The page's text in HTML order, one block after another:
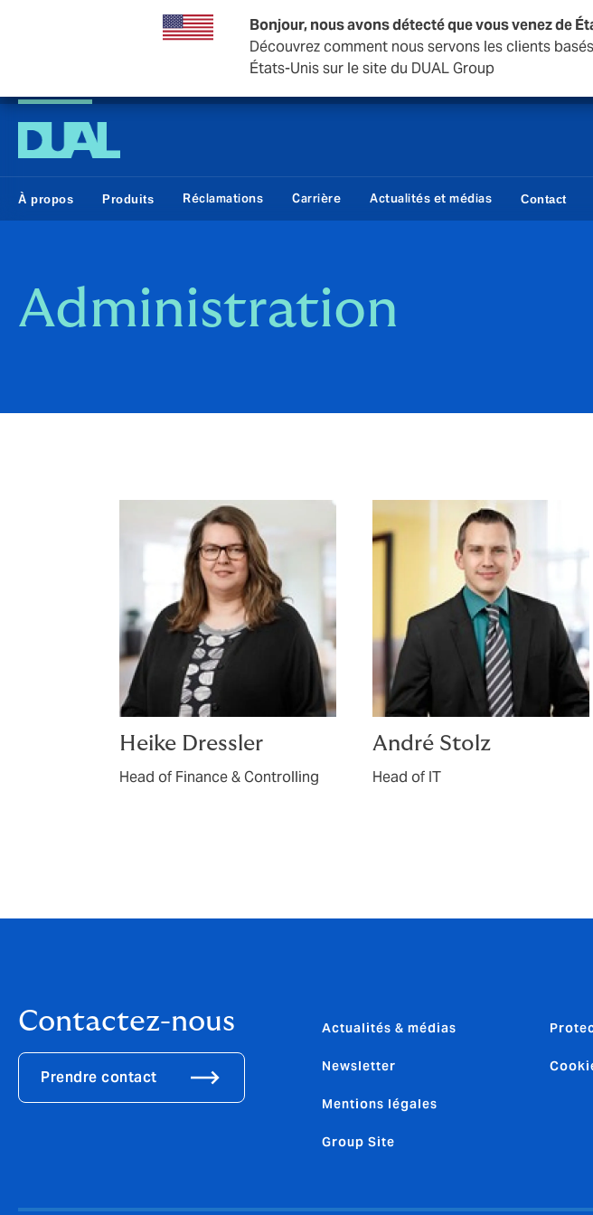
Bonjour, nous avons détecté que vous venez de
Découvrez comment nous servons les clients
États-Unis sur le site du DUAL Group
Une nouvelle marque
À propos Produits Réclamations Carrière Actualités et médias Contact
Administration
Heike Dressler
Head of Finance & Controlling
André Stolz
Head of IT
Contactez-nous
Prendre contact
Actualités & médias
Newsletter
Mentions légales
Group Site